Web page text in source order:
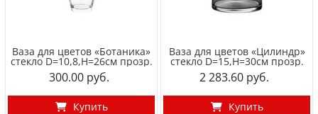
Ваза для цветов «Ботаника»
стекло D=10,8,H=26см прозр.
300.00
Купить
Ваза для цветов «Цилиндр»
стекло D=15,H=30см прозр.
2 283.60
Купить